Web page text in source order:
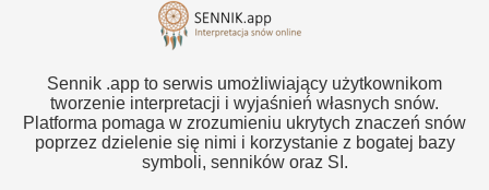
Sennik .app to serwis umożliwiający użytkownikom
tworzenie interpretacji i wyjaśnień własnych snów.
Platforma pomaga w zrozumieniu ukrytych znaczeń snów
poprzez dzielenie się nimi i korzystanie z bogatej bazy
symboli, senników oraz SI.